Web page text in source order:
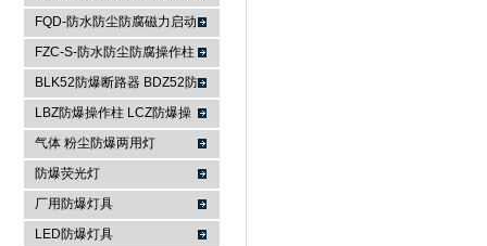
浙江依客思电气有限公司
箱
FQD-防水防尘防腐磁力启动
器
FZC-S-防水防尘防腐操作柱
FXK-S防水防尘防腐控制箱
BLK52防爆断路器 BDZ52防
爆断路器
LBZ防爆操作柱 LCZ防爆操
作柱
气体 粉尘防爆两用灯
防爆荧光灯
厂用防爆灯具
LED防爆灯具